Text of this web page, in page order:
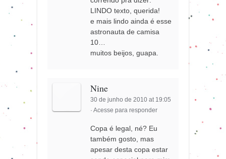
LINDO texto, querida!
e mais lindo ainda é esse
astronauta de camisa
10…
muitos beijos, guapa.
Nine
30 de junho de 2010 at 19:05
·Acesse para responder
Copa é legal, né? Eu
também gosto, mas
apesar desta copa estar